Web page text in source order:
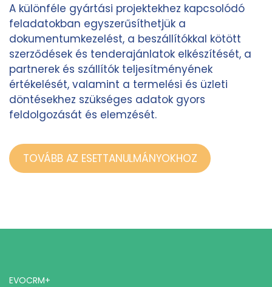
A különféle gyártási projektekhez kapcsolódó
feladatokban egyszerűsíthetjük a
dokumentumkezelést, a beszállítókkal kötött
szerződések és tenderajánlatok elkészítését, a
partnerek és szállítók teljesítményének
értékelését, valamint a termelési és üzleti
döntésekhez szükséges adatok gyors
feldolgozását és elemzését.
TOVÁBB AZ ESETTANULMÁNYOKHOZ
EVOCRM+